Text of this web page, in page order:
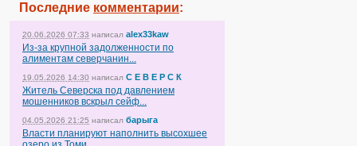
Последние комментарии:
20.06.2026 07:33 написал alex33kaw
Из-за крупной задолженности по
алиментам северчанин...
19.05.2026 14:30 написал С Е В Е Р С К
Житель Северска под давлением
мошенников вскрыл сейф...
04.05.2026 21:25 написал барыга
Власти планируют наполнить высохшее